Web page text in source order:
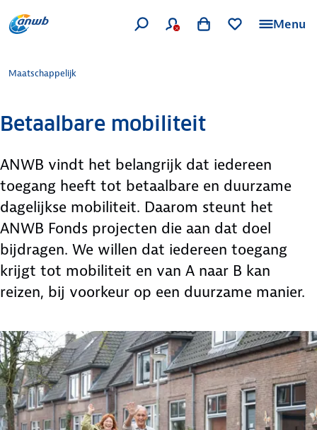
Menu
Maatschappelijk
Betaalbare mobiliteit
ANWB vindt het belangrijk dat iedereen
toegang heeft tot betaalbare en duurzame
dagelijkse mobiliteit. Daarom steunt het
ANWB Fonds projecten die aan dat doel
bijdragen. We willen dat iedereen toegang
krijgt tot mobiliteit en van A naar B kan
reizen, bij voorkeur op een duurzame manier.